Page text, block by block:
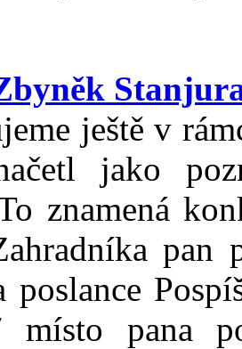
ještě v
jako
znamená
pan
poslance
místo pana